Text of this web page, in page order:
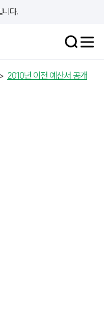
니다.
> 2010년 이전 예산서 공개